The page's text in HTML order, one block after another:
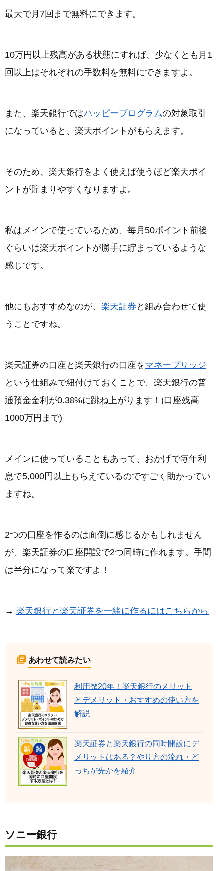
最大で月7回まで無料にできます。
10万円以上残高がある状態にすれば、少なくとも月1
回以上はそれぞれの手数料を無料にできますよ。
また、楽天銀行ではハッピープログラムの対象取引
になっていると、楽天ポイントがもらえます。
そのため、楽天銀行をよく使えば使うほど楽天ポイ
ントが貯まりやすくなりますよ。
私はメインで使っているため、毎月50ポイント前後
ぐらいは楽天ポイントが勝手に貯まっているような
感じです。
他にもおすすめなのが、 楽天証券 と組み合わせて使
うことですね。
楽天証券の口座と楽天銀行の口座をマネーブリッジ
という仕組みで紐付けておくことで、楽天銀行の普
通預金金利が0.38%に跳ね上がります！(口座残高
1000万円まで)
メインに使っていることもあって、おかげで毎年利
息で5,000円以上もらえているのですごく助かってい
ますね。
2つの口座を作るのは面倒に感じるかもしれません
が、楽天証券の口座開設で2つ同時に作れます。手間
は半分になって楽ですよ！
→ 楽天銀行と楽天証券を一緒に作るにはこちらから
あわせて読みたい
利用歴20年！楽天銀行のメリット
とデメリット・おすすめの使い方を
解説
楽天証券と楽天銀行の同時開設にデ
メリットはある？やり方の流れ・ど
っちが先かを紹介
ソニー銀行